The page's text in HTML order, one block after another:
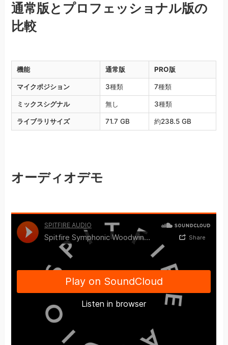
通常版とプロフェッショナル版の
比較
機能 通常版 PRO版
マイクポジション 3種類 7種類
ミックスシグナル 無し 3種類
ライブラリサイズ 71.7 GB 約238.5 GB
オーディオデモ